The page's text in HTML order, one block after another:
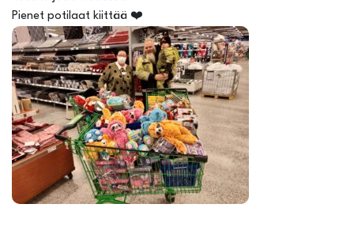
Pienet potilaat kiittää ❤️